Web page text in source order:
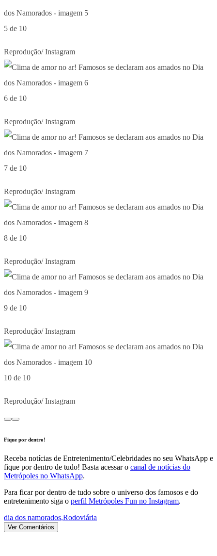
5 de 10
Reprodução/ Instagram
6 de 10
Reprodução/ Instagram
7 de 10
Reprodução/ Instagram
8 de 10
Reprodução/ Instagram
9 de 10
Reprodução/ Instagram
10 de 10
Reprodução/ Instagram
Fique por dentro!
Receba notícias de Entretenimento/Celebridades no seu WhatsApp e
fique por dentro de tudo! Basta acessar o canal de notícias do
Metrópoles no WhatsApp.
Para ficar por dentro de tudo sobre o universo dos famosos e do
entretenimento siga o perfil Metrópoles Fun no Instagram.
dia dos namorados,Rodoviária
Ver Comentários